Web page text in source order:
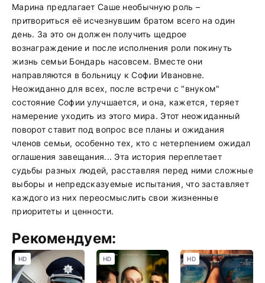
Марина предлагает Саше необычную роль –
притвориться её исчезнувшим братом всего на один
день. За это он должен получить щедрое
вознаграждение и после исполнения роли покинуть
жизнь семьи Бондарь насовсем. Вместе они
направляются в больницу к Софии Ивановне.
Неожиданно для всех, после встречи с "внуком"
состояние Софии улучшается, и она, кажется, теряет
намерение уходить из этого мира. Этот неожиданный
поворот ставит под вопрос все планы и ожидания
членов семьи, особенно тех, кто с нетерпением ожидал
оглашения завещания... Эта история переплетает
судьбы разных людей, расставляя перед ними сложные
выборы и непредсказуемые испытания, что заставляет
каждого из них переосмыслить свои жизненные
приоритеты и ценности.
Рекомендуем:
HD HD HD